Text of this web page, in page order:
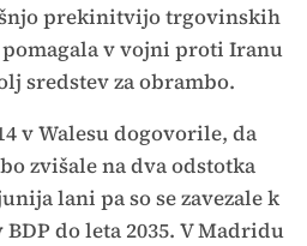
prekinitvijo trgovinskih
pomagala v vojni proti Iranu
sredstev za obrambo.
v Walesu dogovorile, da
zvišale na dva odstotka
lani pa so se zavezale k
do leta 2035. V Madridu